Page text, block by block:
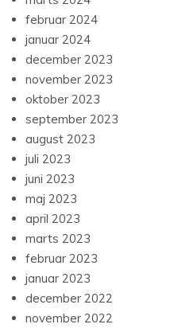
februar 2024
januar 2024
december 2023
november 2023
oktober 2023
september 2023
august 2023
juli 2023
juni 2023
maj 2023
april 2023
marts 2023
februar 2023
januar 2023
december 2022
november 2022